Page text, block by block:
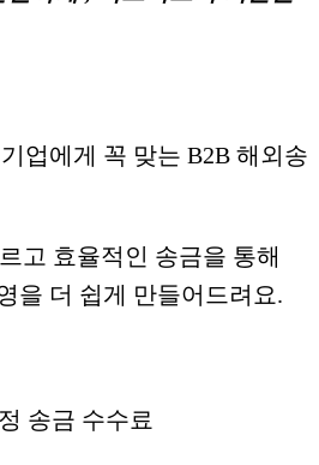
업에게 꼭 맞는 B2B 해외송
고 효율적인 송금을 통해
을 더 쉽게 만들어드려요.
송금 수수료